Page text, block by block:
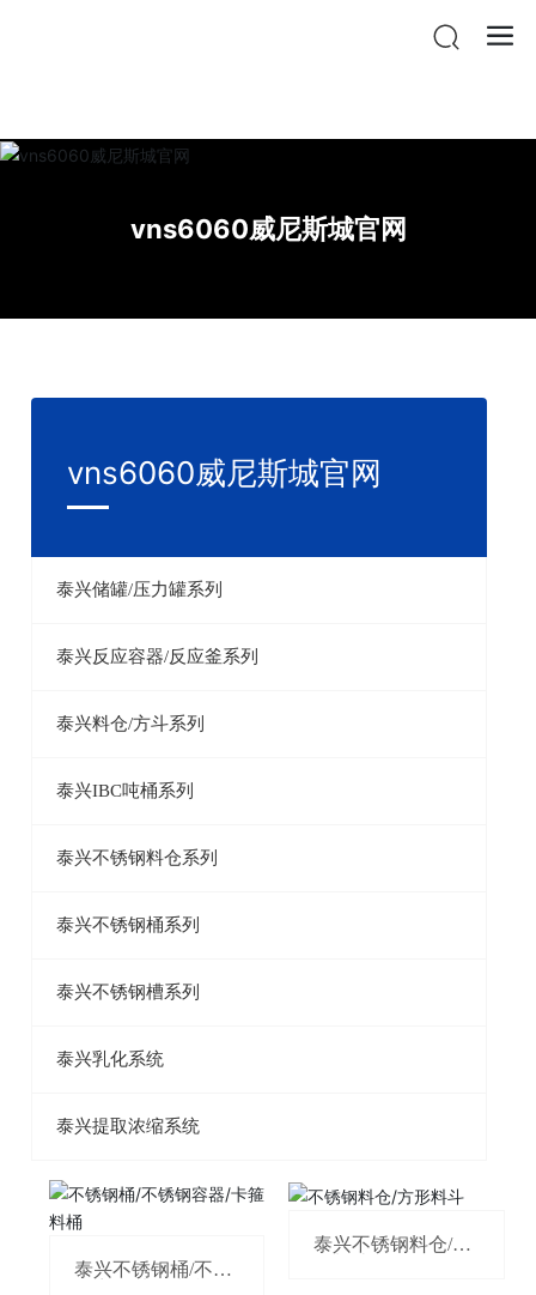
vnsr威尼斯城官网登入
vns6060威尼斯城官网
vns6060威尼斯城官网
泰兴储罐/压力罐系列
泰兴反应容器/反应釜系列
泰兴料仓/方斗系列
泰兴IBC吨桶系列
泰兴不锈钢料仓系列
泰兴不锈钢桶系列
泰兴不锈钢槽系列
泰兴乳化系统
泰兴提取浓缩系统
泰兴不锈钢桶/不锈
泰兴不锈钢料仓/方